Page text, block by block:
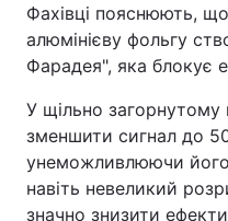
Фахівці пояснюють,
алюмінієву фольгу
Фарадея", яка блокує
У щільно загорнутому
зменшити сигнал до
унеможливлюючи
навіть невеликий
значно знизити